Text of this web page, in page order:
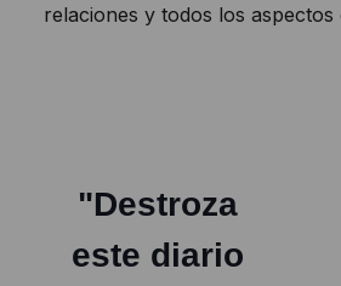
relaciones y todos los aspectos
"Destroza
este diario